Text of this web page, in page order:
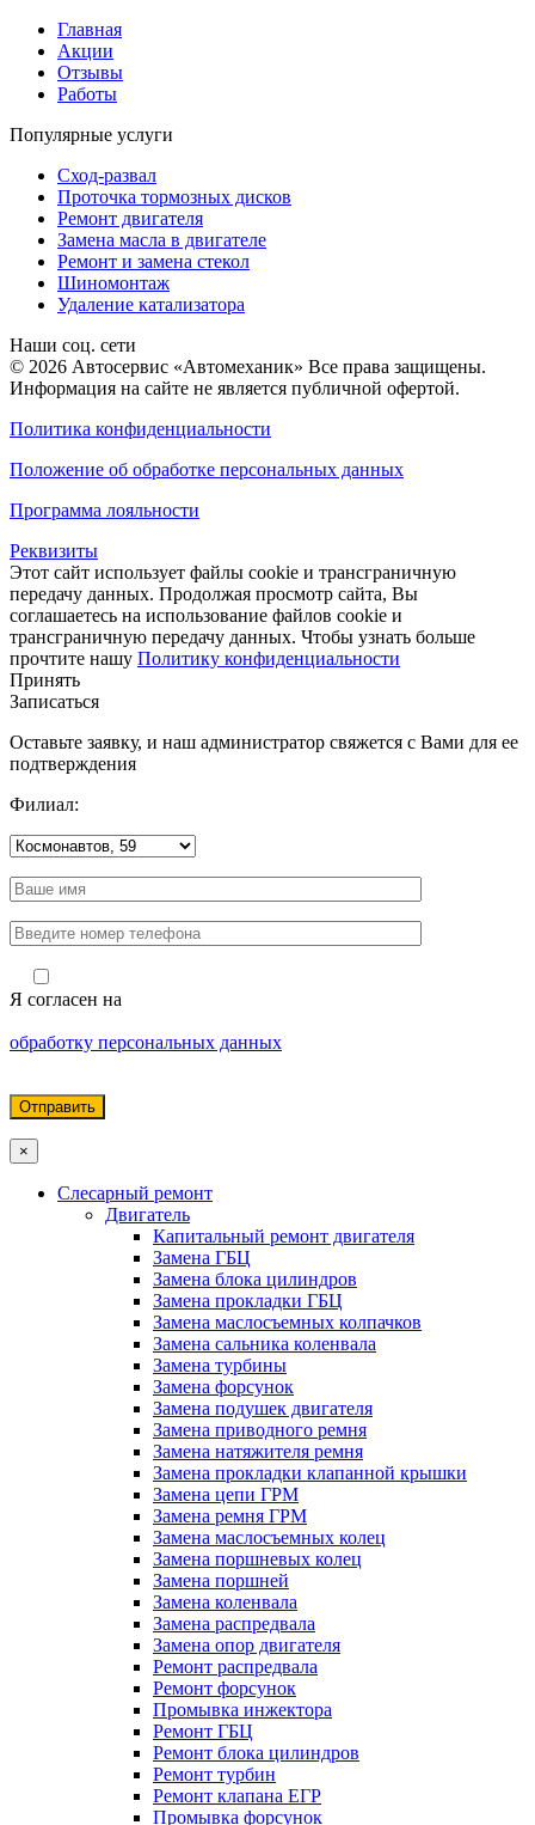
Главная
Акции
Отзывы
Работы
Популярные услуги
Сход-развал
Проточка тормозных дисков
Ремонт двигателя
Замена масла в двигателе
Ремонт и замена стекол
Шиномонтаж
Удаление катализатора
Наши соц. сети
© 2026 Автосервис «Автомеханик» Все права защищены.
Информация на сайте не является публичной офертой.
Политика конфиденциальности
Положение об обработке персональных данных
Программа лояльности
Реквизиты
Этот сайт использует файлы cookie и трансграничную
передачу данных. Продолжая просмотр сайта, Вы
соглашаетесь на использование файлов cookie и
трансграничную передачу данных. Чтобы узнать больше
прочтите нашу Политику конфиденциальности
Принять
Записаться
Оставьте заявку, и наш администратор свяжется с Вами для ее
подтверждения
Филиал:
Я согласен на
обработку персональных данных
×
Слесарный ремонт
Двигатель
Капитальный ремонт двигателя
Замена ГБЦ
Замена блока цилиндров
Замена прокладки ГБЦ
Замена маслосъемных колпачков
Замена сальника коленвала
Замена турбины
Замена форсунок
Замена подушек двигателя
Замена приводного ремня
Замена натяжителя ремня
Замена прокладки клапанной крышки
Замена цепи ГРМ
Замена ремня ГРМ
Замена маслосъемных колец
Замена поршневых колец
Замена поршней
Замена коленвала
Замена распредвала
Замена опор двигателя
Ремонт распредвала
Ремонт форсунок
Промывка инжектора
Ремонт ГБЦ
Ремонт блока цилиндров
Ремонт турбин
Ремонт клапана ЕГР
Промывка форсунок